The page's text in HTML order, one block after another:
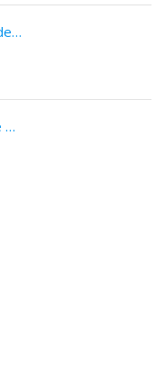
BNP Paribas Sarrebourg 7 Rue de La Chapelle
BNP Paribas Guénange 29 Place de La République